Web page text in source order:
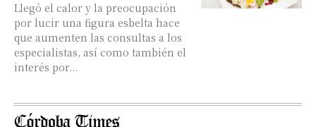
Llegó el calor y la preocupación
por lucir una figura esbelta hace
que aumenten las consultas a los
especialistas, así como también el
interés por...